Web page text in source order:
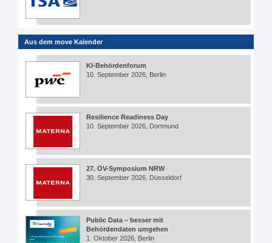
Aus dem move Kalender
KI-Behördenforum
10. September 2026, Berlin
Resilience Readiness Day
10. September 2026, Dortmund
27. ÖV-Symposium NRW
30. September 2026, Düsseldorf
Public Data – besser mit
Behördendaten umgehen
1. Oktober 2026, Berlin